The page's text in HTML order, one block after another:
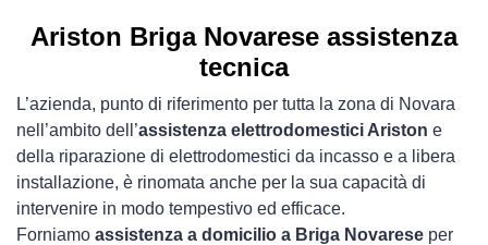
Ariston Briga Novarese assistenza
tecnica
L’azienda, punto di riferimento per tutta la zona di Novara
nell’ambito dell’assistenza elettrodomestici Ariston e
della riparazione di elettrodomestici da incasso e a libera
installazione, è rinomata anche per la sua capacità di
intervenire in modo tempestivo ed efficace.
Forniamo assistenza a domicilio a Briga Novarese per